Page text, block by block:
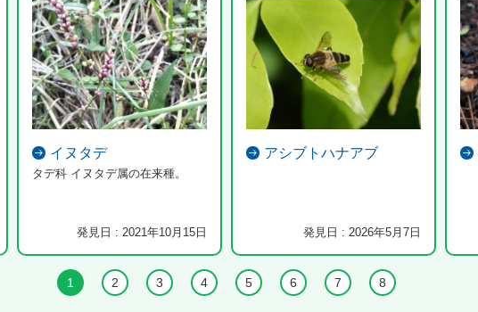
イヌタデ
タデ科 イヌタデ属の在来種。
発見日 : 2021年10月15日
アシブトハナアブ
発見日 : 2026年5月7日
1 2 3 4 5 6 7 8